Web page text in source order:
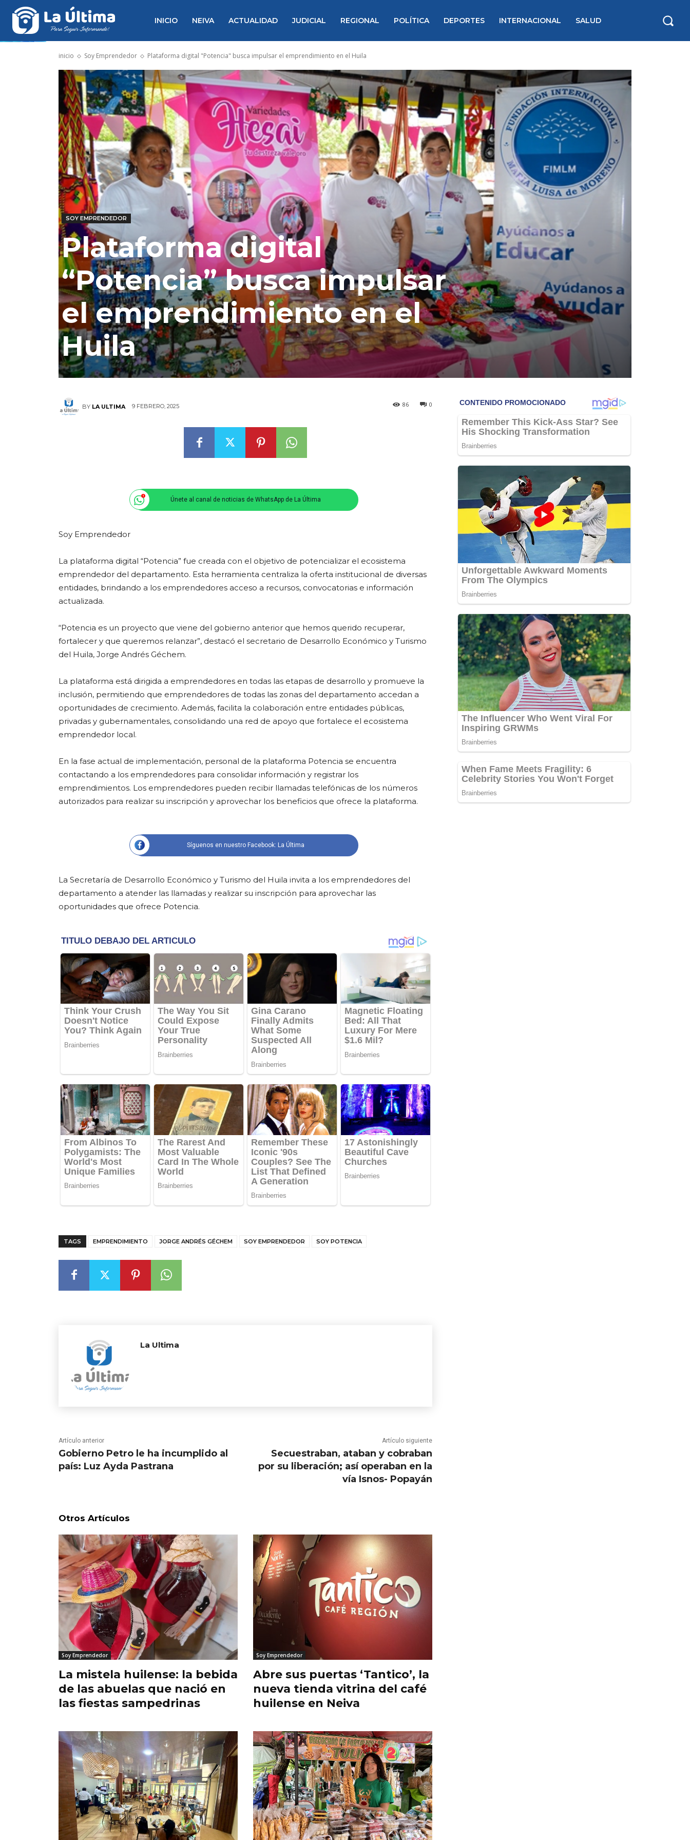
INICIO NEIVA ACTUALIDAD JUDICIAL REGIONAL POLÍTICA DEPORTES INTERNACIONAL SALUD
inicio Soy Emprendedor Plataforma digital "Potencia" busca impulsar el emprendimiento en el Huila
SOY EMPRENDEDOR
Plataforma digital
“Potencia” busca impulsar
el emprendimiento en el
Huila
BY LA ULTIMA 9 FEBRERO, 2025 0
86
Únete al canal de noticias de WhatsApp de La Última
Soy Emprendedor
La plataforma digital “Potencia” fue creada con el objetivo de potencializar el ecosistema
emprendedor del departamento. Esta herramienta centraliza la oferta institucional de diversas
entidades, brindando a los emprendedores acceso a recursos, convocatorias e información
actualizada.
“Potencia es un proyecto que viene del gobierno anterior que hemos querido recuperar,
fortalecer y que queremos relanzar”, destacó el secretario de Desarrollo Económico y Turismo
del Huila, Jorge Andrés Géchem.
La plataforma está dirigida a emprendedores en todas las etapas de desarrollo y promueve la
inclusión, permitiendo que emprendedores de todas las zonas del departamento accedan a
oportunidades de crecimiento. Además, facilita la colaboración entre entidades públicas,
privadas y gubernamentales, consolidando una red de apoyo que fortalece el ecosistema
emprendedor local.
En la fase actual de implementación, personal de la plataforma Potencia se encuentra
contactando a los emprendedores para consolidar información y registrar los
emprendimientos. Los emprendedores pueden recibir llamadas telefónicas de los números
autorizados para realizar su inscripción y aprovechar los beneficios que ofrece la plataforma.
Síguenos en nuestro Facebook: La Última
La Secretaría de Desarrollo Económico y Turismo del Huila invita a los emprendedores del
departamento a atender las llamadas y realizar su inscripción para aprovechar las
oportunidades que ofrece Potencia.
TAGS EMPRENDIMIENTO JORGE ANDRÉS GÉCHEM SOY EMPRENDEDOR SOY POTENCIA
La Ultima
Artículo anterior
Gobierno Petro le ha incumplido al
país: Luz Ayda Pastrana
Artículo siguiente
Secuestraban, ataban y cobraban
por su liberación; así operaban en la
vía Isnos- Popayán
Otros Artículos
Soy Emprendedor
​La mistela huilense: la bebida
de las abuelas que nació en
las fiestas sampedrinas
Soy Emprendedor
Abre sus puertas ‘Tantico’, la
nueva tienda vitrina del café
huilense en Neiva